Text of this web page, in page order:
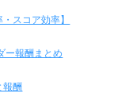
スコア効率】
ー報酬まとめ
報酬